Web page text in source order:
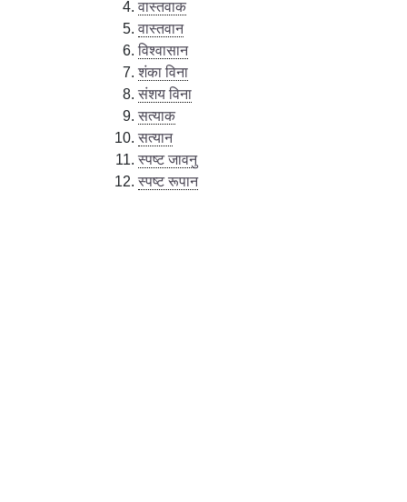
वास्तवाक
वास्तवान
विश्वासान
शंका विना
संशय विना
सत्याक
सत्यान
स्पष्ट जावनु
स्पष्ट रूपान